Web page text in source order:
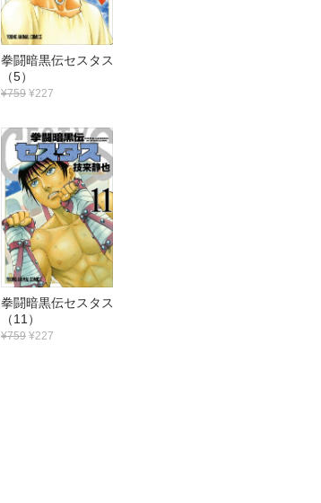
拳闘暗黒伝セスタス
（5）
¥759 ¥227
拳闘暗黒伝セスタス
（11）
¥759 ¥227